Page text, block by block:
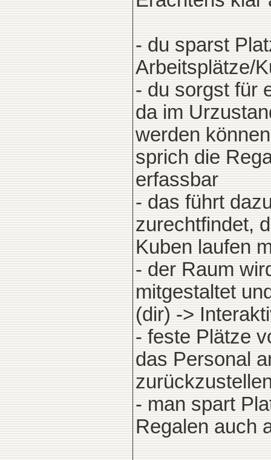
- du sparst
Arbeitsplätze/
- du sorgst für
da im
werden
sprich die
erfassbar
- das führt
zurechtfindet,
Kuben laufen
- der Raum
mitgestaltet
(dir) ->
- feste Plätze
das Personal
- man spart
Regalen auch